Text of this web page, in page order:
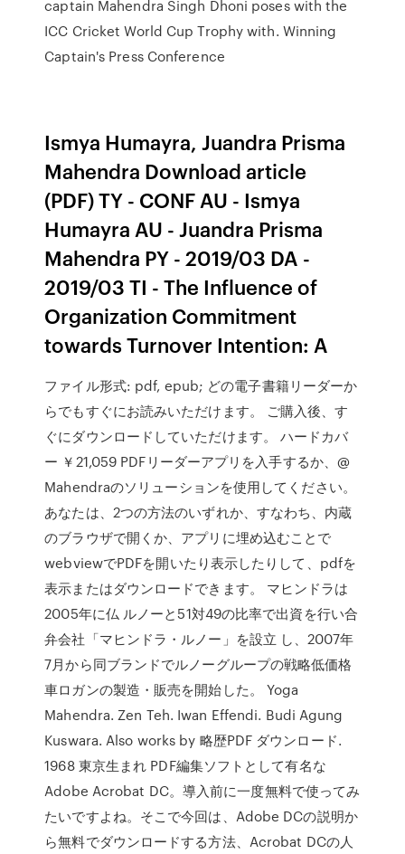
captain Mahendra Singh Dhoni poses with the
ICC Cricket World Cup Trophy with. Winning
Captain's Press Conference
Ismya Humayra, Juandra Prisma
Mahendra Download article
(PDF) TY - CONF AU - Ismya
Humayra AU - Juandra Prisma
Mahendra PY - 2019/03 DA -
2019/03 TI - The Influence of
Organization Commitment
towards Turnover Intention: A
ファイル形式: pdf, epub; どの電子書籍リーダーか
らでもすぐにお読みいただけます。 ご購入後、す
ぐにダウンロードしていただけます。 ハードカバ
ー ￥21,059 PDFリーダーアプリを入手するか、@
Mahendraのソリューションを使用してください。
あなたは、2つの方法のいずれか、すなわち、内蔵
のブラウザで開くか、アプリに埋め込むことで
webviewでPDFを開いたり表示したりして、pdfを
表示またはダウンロードできます。 マヒンドラは
2005年に仏 ルノーと51対49の比率で出資を行い合
弁会社「マヒンドラ・ルノー」を設立 し、2007年
7月から同ブランドでルノーグループの戦略低価格
車ロガンの製造・販売を開始した。 Yoga
Mahendra. Zen Teh. Iwan Effendi. Budi Agung
Kuswara. Also works by 略歴PDF ダウンロード.
1968 東京生まれ PDF編集ソフトとして有名な
Adobe Acrobat DC。導入前に一度無料で使ってみ
たいですよね。そこで今回は、Adobe DCの説明か
ら無料でダウンロードする方法、Acrobat DCの人